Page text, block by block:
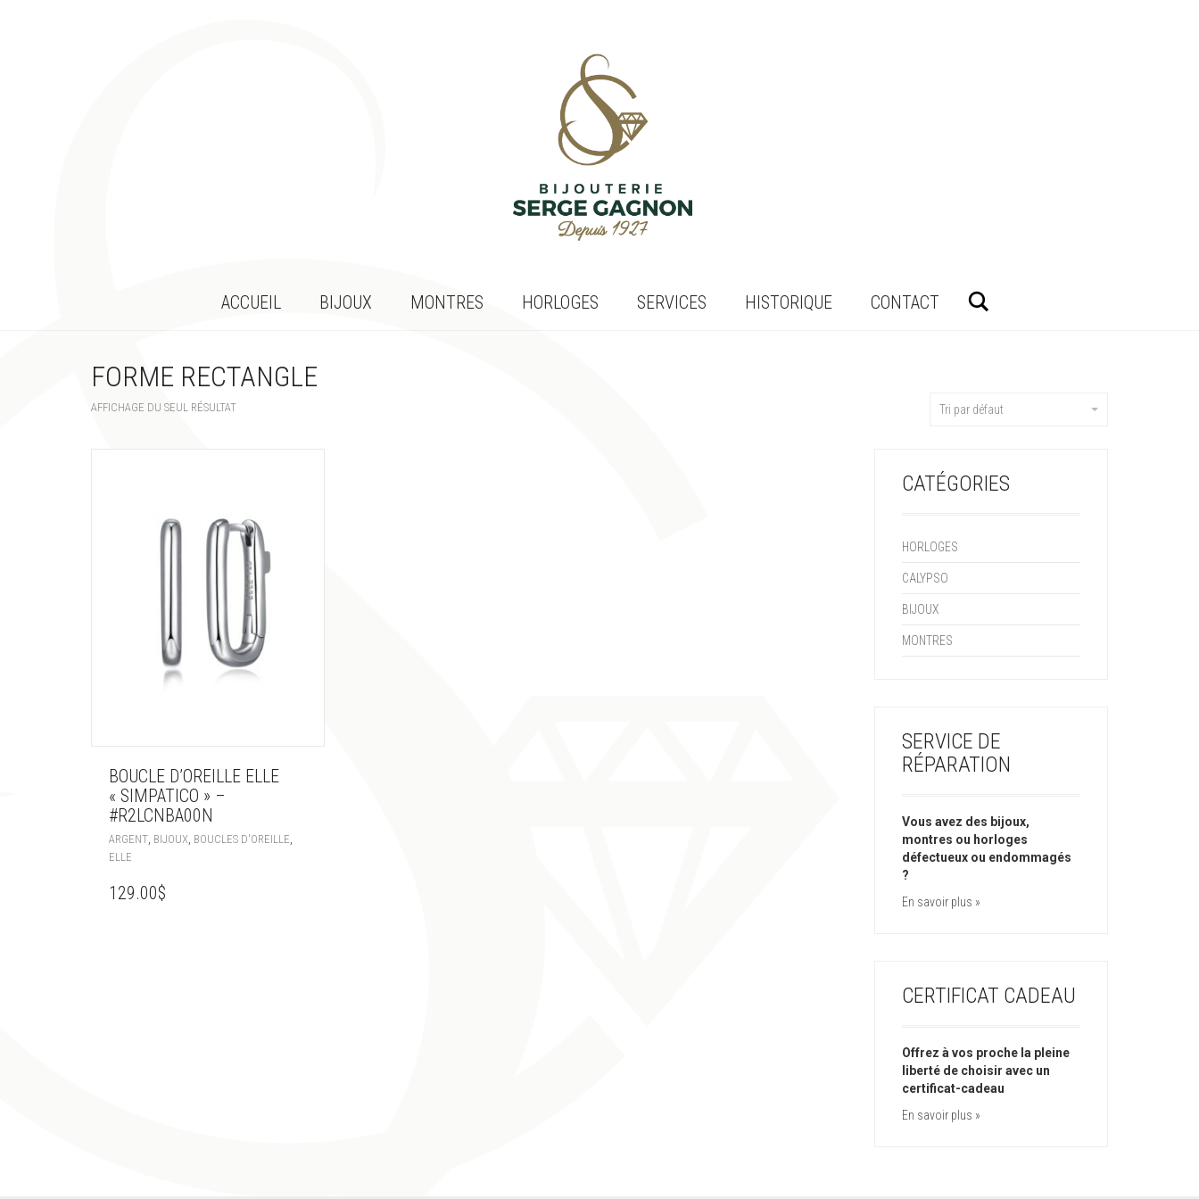
ACCUEIL BIJOUX MONTRES HORLOGES SERVICES HISTORIQUE CONTACT
FORME RECTANGLE
AFFICHAGE DU SEUL RÉSULTAT Tri par défaut
BOUCLE D’OREILLE ELLE
« SIMPATICO » –
#R2LCNBA00N
ARGENT, BIJOUX, BOUCLES D'OREILLE,
ELLE
129.00$
CATÉGORIES
HORLOGES
CALYPSO
BIJOUX
MONTRES
SERVICE DE
RÉPARATION
Vous avez des bijoux,
montres ou horloges
défectueux ou endommagés
?
En savoir plus »
CERTIFICAT CADEAU
Offrez à vos proche la pleine
liberté de choisir avec un
certificat-cadeau
En savoir plus »